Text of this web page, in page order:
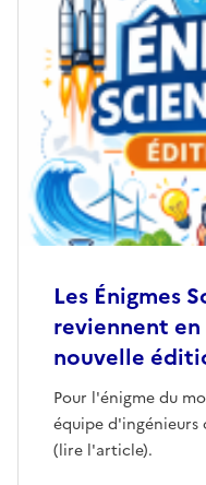
Les Énigmes
reviennent
nouvelle
Pour l'énigme du
équipe d'ingénieurs
(lire l'article).